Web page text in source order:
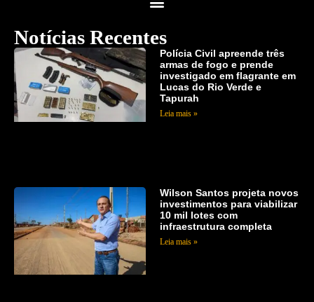
Notícias Recentes
Polícia Civil apreende três
armas de fogo e prende
investigado em flagrante em
Lucas do Rio Verde e
Tapurah
Leia mais »
Wilson Santos projeta novos
investimentos para viabilizar
10 mil lotes com
infraestrutura completa
Leia mais »